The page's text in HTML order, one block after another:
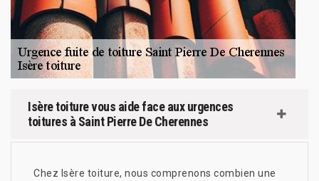
Isère toiture vous aide face aux urgences
toitures à Saint Pierre De Cherennes
Chez Isère toiture, nous comprenons combien une